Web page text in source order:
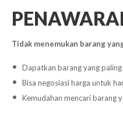
Tidak menemukan barang
Dapatkan barang yang
Bisa negosiasi harga untuk
Kemudahan mencari barang